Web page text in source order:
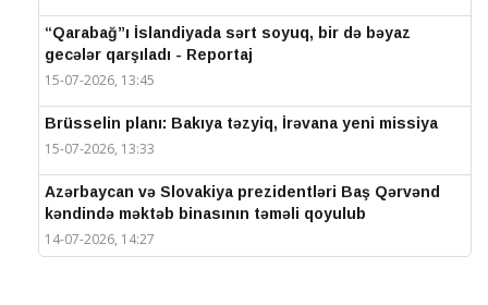
“Qarabağ”ı İslandiyada sərt soyuq, bir də bəyaz
gecələr qarşıladı - Reportaj
15-07-2026, 13:45
Brüsselin planı: Bakıya təzyiq, İrəvana yeni missiya
15-07-2026, 13:33
Azərbaycan və Slovakiya prezidentləri Baş Qərvənd
kəndində məktəb binasının təməli qoyulub
14-07-2026, 14:27